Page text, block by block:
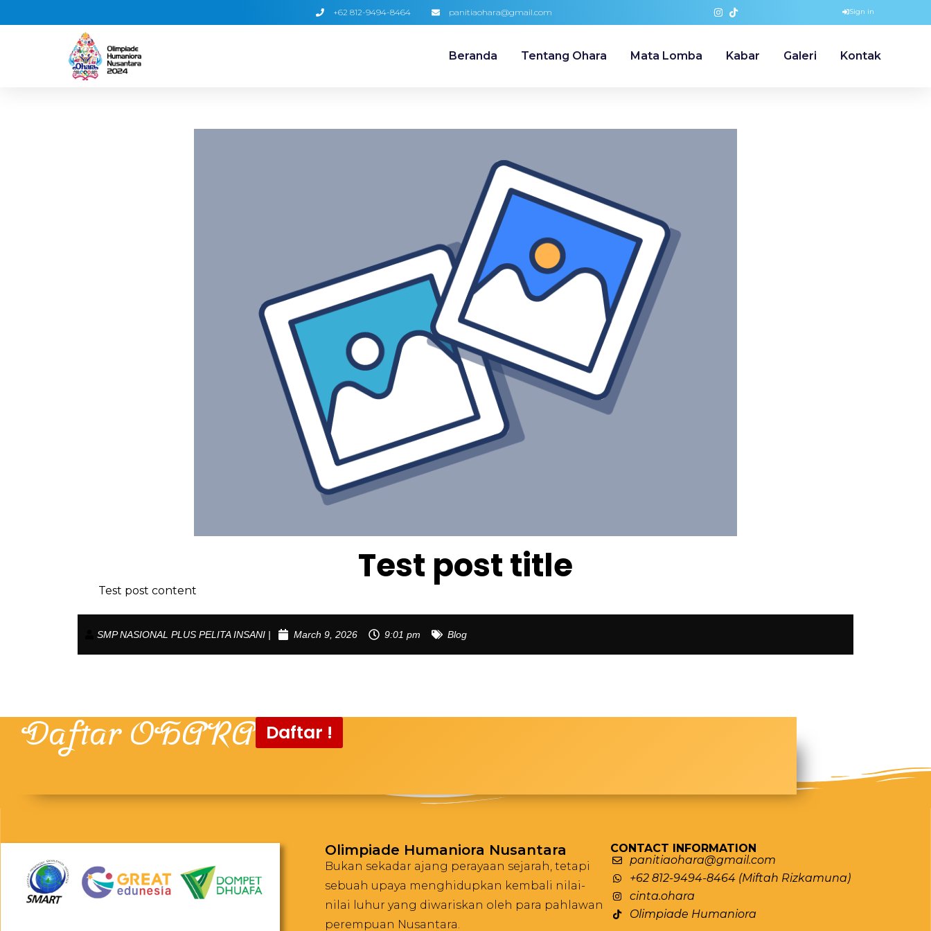
+62 812-9494-8464 panitiaohara@gmail.com Sign in
Beranda Tentang Ohara Mata Lomba Kabar Galeri Kontak
Test post title
Test post content
SMP NASIONAL PLUS PELITA INSANI | March 9, 2026 9:01 pm Blog
Daftar OHARA Daftar !
Olimpiade Humaniora Nusantara
Bukan sekadar ajang perayaan sejarah, tetapi
sebuah upaya menghidupkan kembali nilai-
nilai luhur yang diwariskan oleh para pahlawan
perempuan Nusantara.
CONTACT INFORMATION
panitiaohara@gmail.com
+62 812-9494-8464 (Miftah Rizkamuna)
cinta.ohara
Olimpiade Humaniora